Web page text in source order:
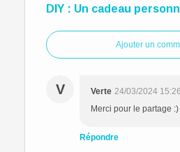
DIY : Un cadeau
Ajouter un
V Verte 24/03/2024 15:26
Merci pour le partage :)
Répondre